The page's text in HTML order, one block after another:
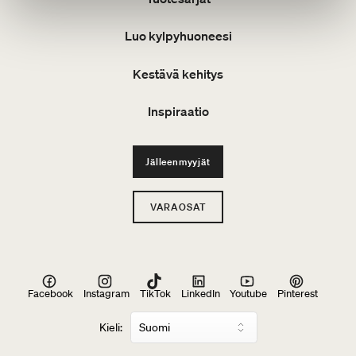
Luo kylpyhuoneesi
Kestävä kehitys
Inspiraatio
Jälleenmyyjät
VARAOSAT
Kieli:
Facebook Instagram TikTok LinkedIn Youtube Pinterest